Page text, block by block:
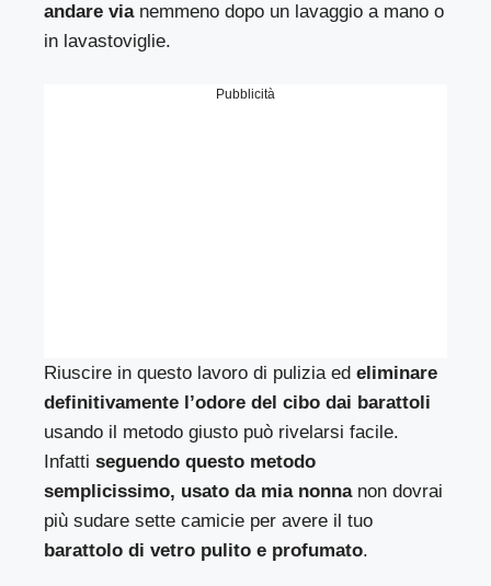
andare vianemmeno dopo un lavaggio a mano o
in lavastoviglie.
Pubblicità
Riuscire in questo lavoro di pulizia ed eliminare
definitivamente l’odore del cibo dai barattoli
usando il metodo giusto può rivelarsi facile.
Infatti seguendo questo metodo
semplicissimo, usato da mia nonnanon dovrai
più sudare sette camicie per avere il tuo
barattolo di vetro pulito e profumato.